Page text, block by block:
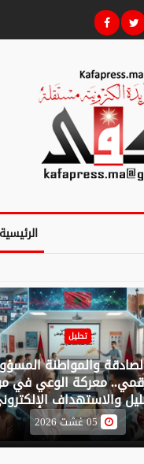
الرئيسية
تحليل
والمواطنة
معركة الوعي في
والاستهداف
05 غشت 2026